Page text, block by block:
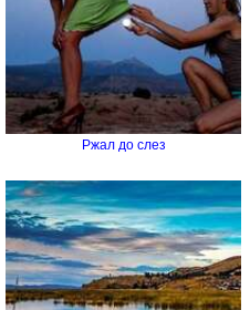
Ржал до слез